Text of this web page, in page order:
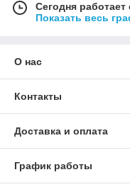
Сегодня работает
Показать весь
О нас
Контакты
Доставка и оплата
График работы